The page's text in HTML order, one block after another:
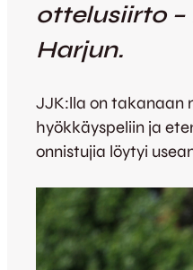
ottelusiirto
Harjun.
JJK:lla on takanaan
hyökkäyspeliin ja
onnistujia löytyi